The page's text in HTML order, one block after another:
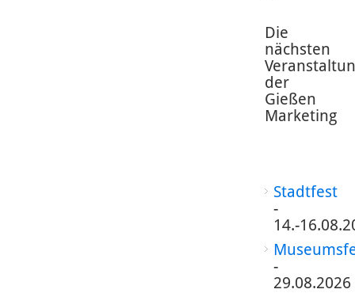
Die
nächsten
der
Gießen
Marketing
Stadtfest
-
14.-
-
29.08.2026